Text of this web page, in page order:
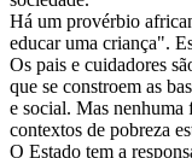
Há um provérbio
educar uma criança".
Os pais e cuidadores
que se constroem as
e social. Mas nenhuma
contextos de pobreza
O Estado tem a